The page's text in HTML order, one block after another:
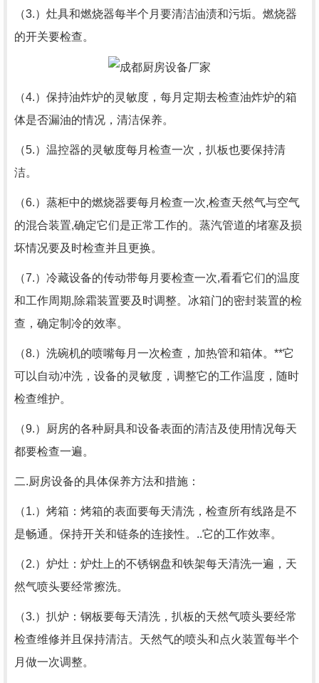
（3.）灶具和燃烧器每半个月要清洁油渍和污垢。燃烧器
的开关要检查。
（4.）保持油炸炉的灵敏度，每月定期去检查油炸炉的箱
体是否漏油的情况，清洁保养。
（5.）温控器的灵敏度每月检查一次，扒板也要保持清
洁。
（6.）蒸柜中的燃烧器要每月检查一次,检查天然气与空气
的混合装置,确定它们是正常工作的。蒸汽管道的堵塞及损
坏情况要及时检查并且更换。
（7.）冷藏设备的传动带每月要检查一次,看看它们的温度
和工作周期,除霜装置要及时调整。冰箱门的密封装置的检
查，确定制冷的效率。
（8.）洗碗机的喷嘴每月一次检查，加热管和箱体。**它
可以自动冲洗，设备的灵敏度，调整它的工作温度，随时
检查维护。
（9.）厨房的各种厨具和设备表面的清洁及使用情况每天
都要检查一遍。
二.厨房设备的具体保养方法和措施：
（1.）烤箱：烤箱的表面要每天清洗，检查所有线路是不
是畅通。保持开关和链条的连接性。..它的工作效率。
（2.）炉灶：炉灶上的不锈钢盘和铁架每天清洗一遍，天
然气喷头要经常擦洗。
（3.）扒炉：钢板要每天清洗，扒板的天然气喷头要经常
检查维修并且保持清洁。天然气的喷头和点火装置每半个
月做一次调整。